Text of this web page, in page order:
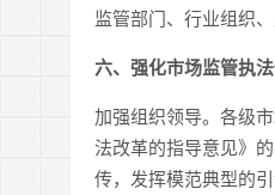
监管部门、行业组织
六、强化市场监管执
加强组织领导。各级
法改革的指导意见》
传，发挥模范典型的